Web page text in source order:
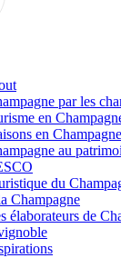
par les
en
en Champagne
au
du
Champagne
élaborateurs de